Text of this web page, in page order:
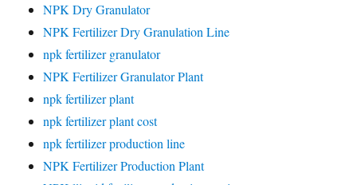
NPK Dry Granulator
NPK Fertilizer Dry Granulation Line
npk fertilizer granulator
NPK Fertilizer Granulator Plant
npk fertilizer plant
npk fertilizer plant cost
npk fertilizer production line
NPK Fertilizer Production Plant